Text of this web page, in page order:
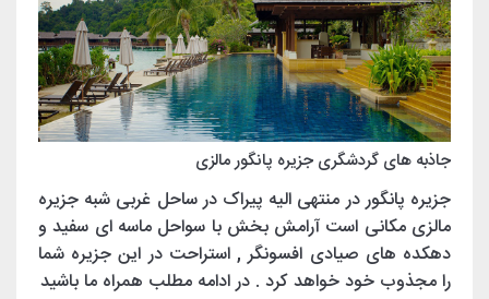
جاذبه های گردشگری جزیره پانگور مالزی
جزیره پانگور در منتهی الیه پیراک در ساحل غربی شبه جزیره
مالزی مکانی است آرامش بخش با سواحل ماسه ای سفید و
دهکده های صیادی افسونگر , استراحت در این جزیره شما
را مجذوب خود خواهد کرد . در ادامه مطلب همراه ما باشید